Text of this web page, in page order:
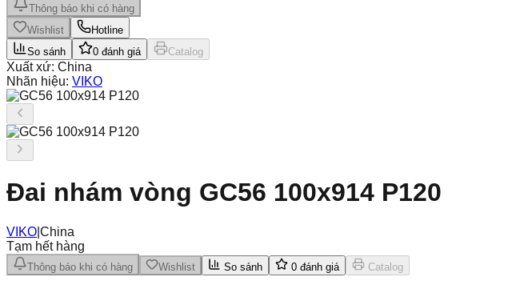
Thông báo khi có hàng
Wishlist
Hotline
So sánh
0 đánh giá Catalog
Xuất xứ: China
Nhãn hiệu: VIKO
Đai nhám vòng GC56 100x914 P120
VIKO China
Tạm hết hàng
Thông báo khi có hàng Wishlist So sánh 0 đánh giá Catalog